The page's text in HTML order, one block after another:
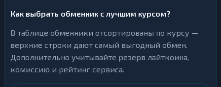
Как выбрать обменник с лучшим курсом?
В таблице обменники отсортированы по курсу —
верхние строки дают самый выгодный обмен.
Дополнительно учитывайте резерв лайткоина,
комиссию и рейтинг сервиса.